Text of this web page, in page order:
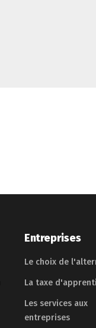
Entreprises
Le choix de
La taxe
Les services aux
entreprises